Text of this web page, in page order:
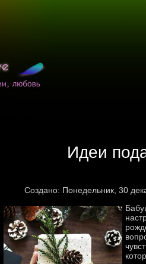
Идеи
Создано: Понедельник, 30